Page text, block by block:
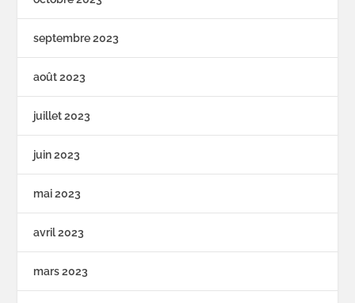
septembre 2023
août 2023
juillet 2023
juin 2023
mai 2023
avril 2023
mars 2023